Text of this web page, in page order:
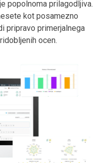
popolnoma prilagodljiva.
kot posamezno
pripravo primerjalnega
ocen.